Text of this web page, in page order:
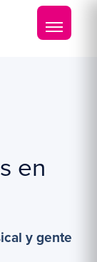
en
y gente